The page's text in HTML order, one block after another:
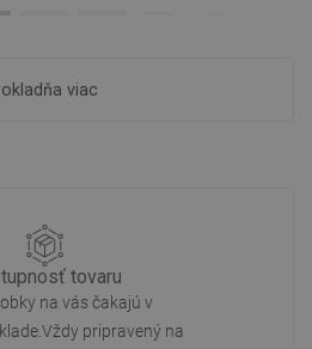
viac
tovaru
na vás čakajú v
pripravený na